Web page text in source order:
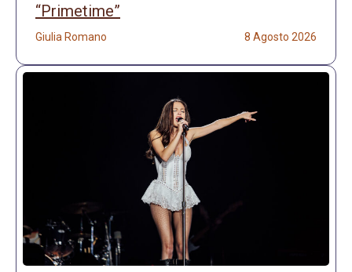
“Primetime”
Giulia Romano 8 Agosto 2026